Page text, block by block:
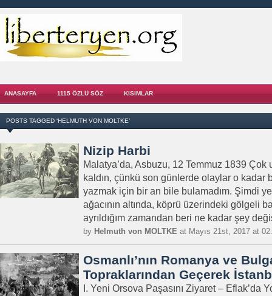
ANASAYFA 1115 ÖZLÜ SÖZ KISIMLAR
POSTS TAGGED ‘HELMUTH VON MOLTKE’
Nizip Harbi
Malatya’da, Asbuzu, 12 Temmuz 1839
kaldın, çünkü son günlerde olaylar o kadar
yazmak için bir an bile bulamadım. Şimdi
ağacının altında, köprü üzerindeki gölgeli
ayrıldığım zamandan beri ne kadar şey
by Helmuth von MOLTKE at Mayıs 21st, 2017 at
Osmanlı’nın Romanya ve
Topraklarından Geçerek
I. Yeni Orsova Paşasını Ziyaret – Eflak’da